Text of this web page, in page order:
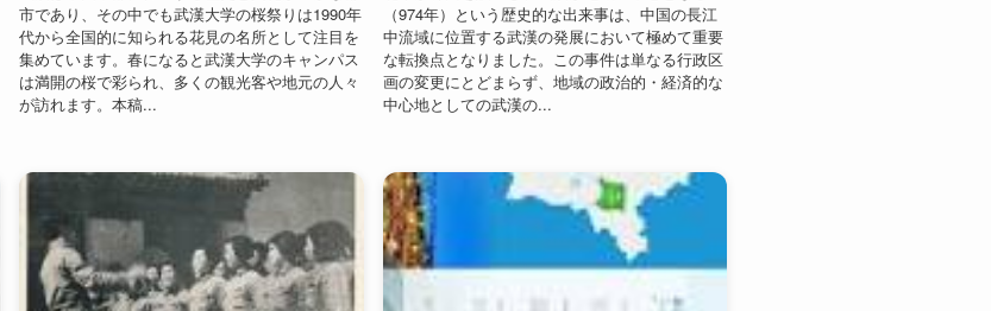
武漢が陥落後、重要な抗日拠点となり勇敢に抗戦（1938年以降）
1938年、武漢が日本軍によって陥落したことは、
中国全土に大きな衝撃を与えました。しかし、こ
の悲劇的な出来事は同時に、武漢が抗日戦争の重
武漢は中国中部の重要な経済・交通のハブとし
て、長い歴史と豊かな文化を持つ都市です。2022
年に始動した「武漢長江新都市の建設」は、武漢